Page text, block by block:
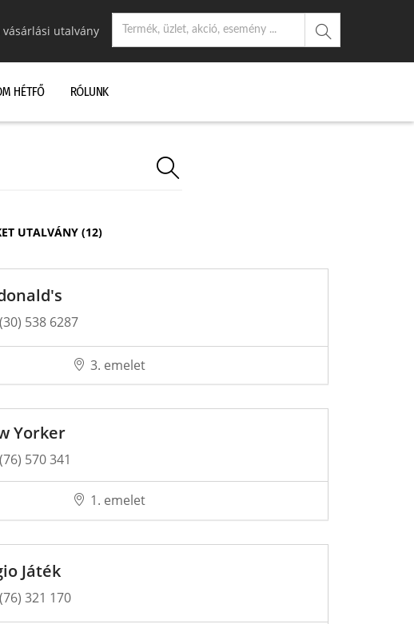
vásárlási utalvány
HÉTFŐ RÓLUNK
UTALVÁNY (12)
538 6287
3. emelet
Yorker
570 341
1. emelet
Játék
321 170